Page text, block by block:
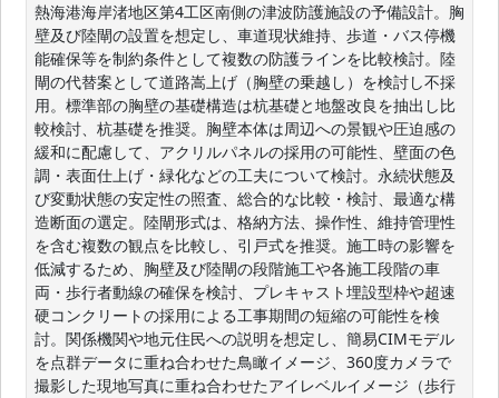
熱海港海岸渚地区第4工区南側の津波防護施設の予備設計。胸
壁及び陸閘の設置を想定し、車道現状維持、歩道・バス停機
能確保等を制約条件として複数の防護ラインを比較検討。陸
閘の代替案として道路嵩上げ（胸壁の乗越し）を検討し不採
用。標準部の胸壁の基礎構造は杭基礎と地盤改良を抽出し比
較検討、杭基礎を推奨。胸壁本体は周辺への景観や圧迫感の
緩和に配慮して、アクリルパネルの採用の可能性、壁面の色
調・表面仕上げ・緑化などの工夫について検討。永続状態及
び変動状態の安定性の照査、総合的な比較・検討、最適な構
造断面の選定。陸閘形式は、格納方法、操作性、維持管理性
を含む複数の観点を比較し、引戸式を推奨。施工時の影響を
低減するため、胸壁及び陸閘の段階施工や各施工段階の車
両・歩行者動線の確保を検討、プレキャスト埋設型枠や超速
硬コンクリートの採用による工事期間の短縮の可能性を検
討。関係機関や地元住民への説明を想定し、簡易CIMモデル
を点群データに重ね合わせた鳥瞰イメージ、360度カメラで
撮影した現地写真に重ね合わせたアイレベルイメージ（歩行